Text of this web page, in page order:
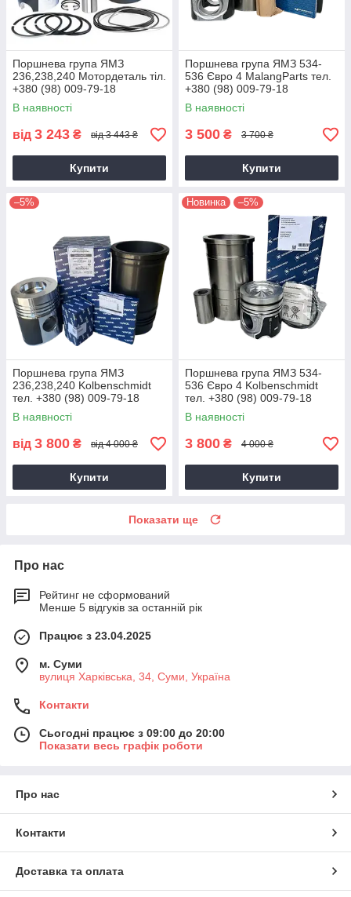
Поршнева група ЯМЗ
236,238,240 Мотордеталь тіл.
+380 (98) 009-79-18
В наявності
від 3 243 ₴ від 3 443 ₴
Купити
Поршнева група ЯМЗ 534-
536 Євро 4 MalangParts тел.
+380 (98) 009-79-18
В наявності
3 500 ₴ 3 700 ₴
Купити
–5%
Поршнева група ЯМЗ
236,238,240 Kolbenschmidt
тел. +380 (98) 009-79-18
В наявності
від 3 800 ₴ від 4 000 ₴
Купити
Новинка –5%
Поршнева група ЯМЗ 534-
536 Євро 4 Kolbenschmidt
тел. +380 (98) 009-79-18
В наявності
3 800 ₴ 4 000 ₴
Купити
Показати ще
Про нас
Рейтинг не сформований
Менше 5 відгуків за останній рік
Працює з 23.04.2025
м. Суми
вулиця Харківська, 34, Суми, Україна
Контакти
Сьогодні працює з 09:00 до 20:00
Показати весь графік роботи
Про нас
Контакти
Доставка та оплата